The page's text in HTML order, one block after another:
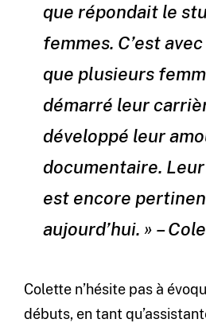
que répondait le
femmes. C’est
que plusieurs
démarré leur
développé leur
documentaire.
est encore
aujourd’hui. » –
Colette n’hésite pas à
débuts, en tant